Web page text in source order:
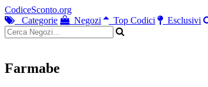
CodiceSconto.org
Categorie
Negozi Top Codici Esclusivi
Farmabe